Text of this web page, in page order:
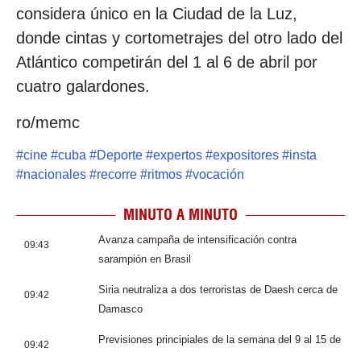
considera único en la Ciudad de la Luz,
donde cintas y cortometrajes del otro lado del
Atlántico competirán del 1 al 6 de abril por
cuatro galardones.
ro/memc
#cine #cuba #Deporte #expertos #expositores #insta
#nacionales #recorre #ritmos #vocación
MINUTO A MINUTO
09:43
Avanza campaña de intensificación contra
sarampión en Brasil
09:42
Siria neutraliza a dos terroristas de Daesh cerca de
Damasco
09:42
Previsiones principiales de la semana del 9 al 15 de